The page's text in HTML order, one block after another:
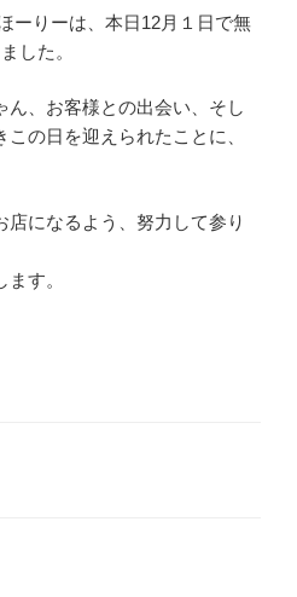
ーりーは、本日12月１日で無
した。
ん、お客様との出会い、そし
の日を迎えられたことに、
店になるよう、努力して参り
す。